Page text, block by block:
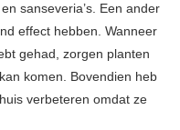
sanseveria’s. Een ander
effect hebben. Wanneer
gehad, zorgen planten
komen. Bovendien heb
verbeteren omdat ze